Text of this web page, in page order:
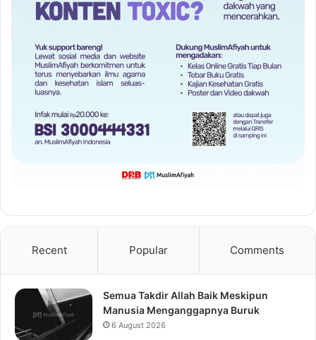
Recent Popular Comments
Semua Takdir Allah Baik Meskipun
Manusia Menganggapnya Buruk
6 August 2026